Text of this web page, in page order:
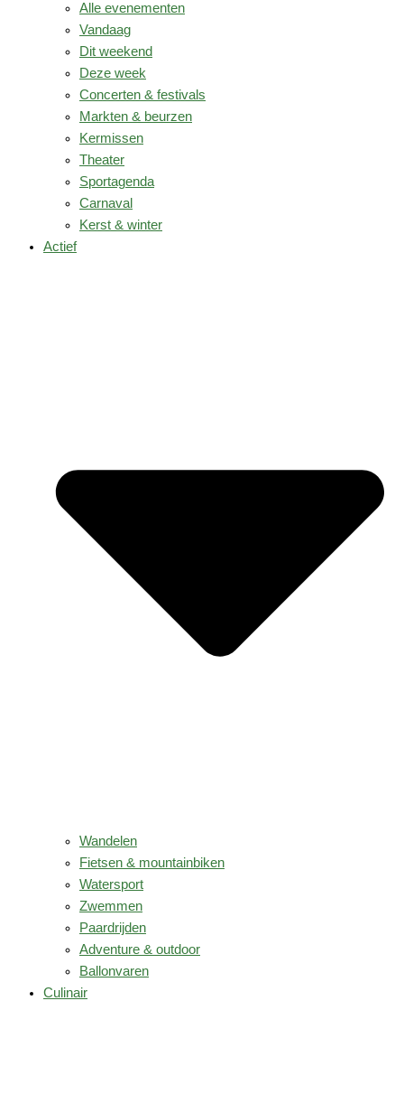
Alle evenementen
Vandaag
Dit weekend
Deze week
Concerten & festivals
Markten & beurzen
Kermissen
Theater
Sportagenda
Carnaval
Kerst & winter
Actief
Wandelen
Fietsen & mountainbiken
Watersport
Zwemmen
Paardrijden
Adventure & outdoor
Ballonvaren
Culinair